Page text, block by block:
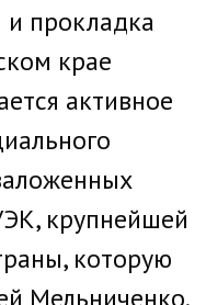
и прокладка
крае
активное
крупнейшей
которую
Мельниченко.